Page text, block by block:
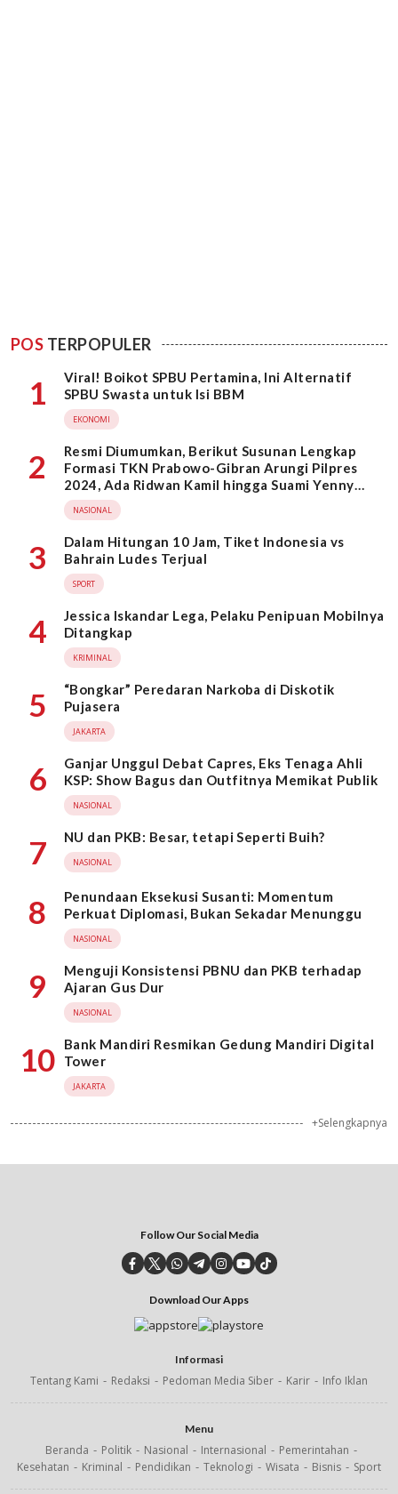
POS TERPOPULER
1
Viral! Boikot SPBU Pertamina, Ini Alternatif
SPBU Swasta untuk Isi BBM
EKONOMI
2
Resmi Diumumkan, Berikut Susunan Lengkap
Formasi TKN Prabowo-Gibran Arungi Pilpres
2024, Ada Ridwan Kamil hingga Suami Yenny
Wahid
NASIONAL
3
Dalam Hitungan 10 Jam, Tiket Indonesia vs
Bahrain Ludes Terjual
SPORT
4
Jessica Iskandar Lega, Pelaku Penipuan Mobilnya
Ditangkap
KRIMINAL
5
“Bongkar” Peredaran Narkoba di Diskotik
Pujasera
JAKARTA
6
Ganjar Unggul Debat Capres, Eks Tenaga Ahli
KSP: Show Bagus dan Outfitnya Memikat Publik
NASIONAL
7 NU dan PKB: Besar, tetapi Seperti Buih?
NASIONAL
8
Penundaan Eksekusi Susanti: Momentum
Perkuat Diplomasi, Bukan Sekadar Menunggu
NASIONAL
9
Menguji Konsistensi PBNU dan PKB terhadap
Ajaran Gus Dur
NASIONAL
10
Bank Mandiri Resmikan Gedung Mandiri Digital
Tower
JAKARTA
+Selengkapnya
Follow Our Social Media
Download Our Apps
Informasi
Tentang Kami Redaksi Pedoman Media Siber Karir Info Iklan
Menu
Beranda Politik Nasional Internasional
Pemerintahan
Kesehatan
Kriminal Pendidikan Teknologi Wisata Bisnis Sport